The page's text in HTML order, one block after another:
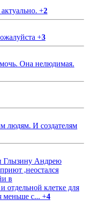
+2
+3
Она нелюдимая.
людям. И создателям
Глызину Андрею
,неостался
в
отдельной клетке для
меньше с... +4